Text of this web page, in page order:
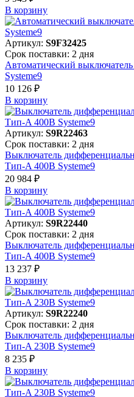
В корзинy
Артикул: S9F32425
Срок поставки: 2 дня
Автоматический
Systeme9
10 126 ₽
В корзинy
Артикул: S9R22463
Срок поставки: 2 дня
Выключатель
Тип-A 400В Systeme9
20 984 ₽
В корзинy
Артикул: S9R22440
Срок поставки: 2 дня
Выключатель
Тип-A 400В Systeme9
13 237 ₽
В корзинy
Артикул: S9R22240
Срок поставки: 2 дня
Выключатель
Тип-A 230В Systeme9
8 235 ₽
В корзинy